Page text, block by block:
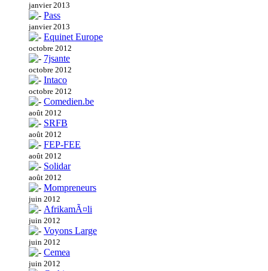
janvier 2013
Pass
janvier 2013
Equinet Europe
octobre 2012
7jsante
octobre 2012
Intaco
octobre 2012
Comedien.be
août 2012
SRFB
août 2012
FEP-FEE
août 2012
Solidar
août 2012
Mompreneurs
juin 2012
AfrikamÃ¤li
juin 2012
Voyons Large
juin 2012
Cemea
juin 2012